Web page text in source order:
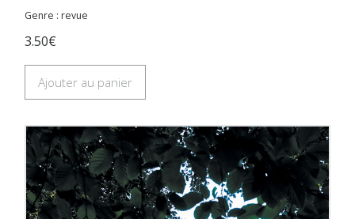
Genre : revue
3.50€
Ajouter au panier